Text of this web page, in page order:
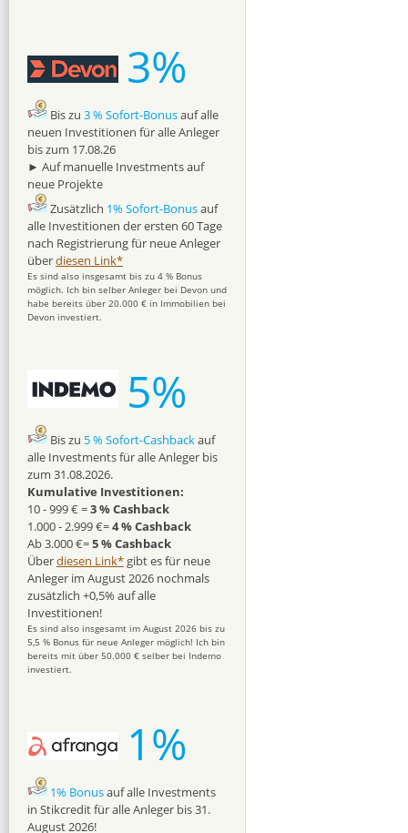
3%
Bis zu 3 % Sofort-Bonusauf alle
neuen Investitionen für alle Anleger
bis zum 17.08.26
► Auf manuelle Investments auf
neue Projekte
Zusätzlich 1% Sofort-Bonusauf
alle Investitionen der ersten 60 Tage
nach Registrierung für neue Anleger
überdiesen Link*
Es sind also insgesamt bis zu 4 % Bonus
möglich. Ich bin selber Anleger bei Devon und
habe bereits über 20.000 € in Immobilien bei
Devon investiert.
5%
Bis zu 5 % Sofort-Cashbackauf
alle Investments für alle Anleger bis
zum 31.08.2026.
Kumulative Investitionen:
10 - 999 € =3 % Cashback
1.000 - 2.999 €=4 % Cashback
Ab 3.000 €=5 % Cashback
Überdiesen Link* gibt es für neue
Anleger im August 2026 nochmals
zusätzlich +0,5% auf alle
Investitionen!
Es sind also insgesamt im August 2026 bis zu
5,5 % Bonus für neue Anleger möglich! Ich bin
bereits mit über 50.000 € selber bei Indemo
investiert.
1%
1% Bonusauf alle Investments
in Stikcredit für alle Anleger bis 31.
August 2026!